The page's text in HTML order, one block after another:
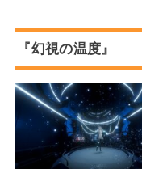
『幻視の温度』